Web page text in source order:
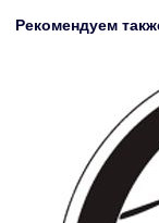
Рекомендуем